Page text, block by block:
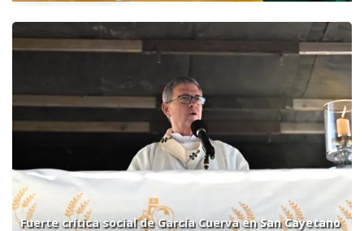
Fuerte crítica social de García Cuerva en San Cayetano